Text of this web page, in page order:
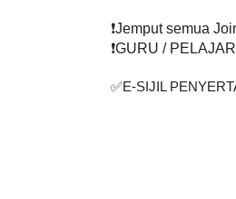
❗️Jemput semua
❗️GURU /
✅E-SIJIL